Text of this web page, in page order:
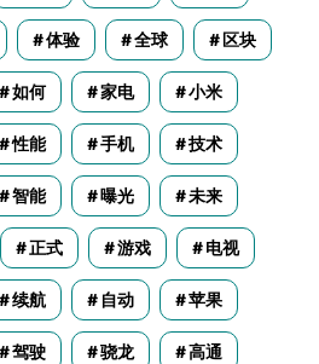
体验 全球 区块
如何 家电 小米
性能 手机 技术
智能 曝光 未来
正式 游戏 电视
续航 自动 苹果
驾驶 骁龙 高通